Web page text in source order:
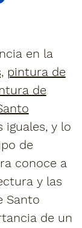
en la
pintura de
de
iguales, y lo
de
conoce a
y las
Santo
de un